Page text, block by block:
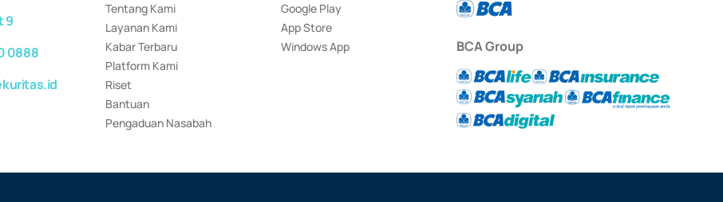
9
0888
Tentang Kami
Layanan Kami
Kabar Terbaru
Platform Kami
Riset
Bantuan
Pengaduan Nasabah
Google Play
App Store
Windows App
BCA Group